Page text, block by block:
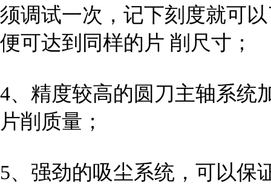
须调试一次，记下刻度就可
便可达到同样的片 削尺寸；
4、精度较高的圆刀主轴系统
片削质量；
5、强劲的吸尘系统，可以保